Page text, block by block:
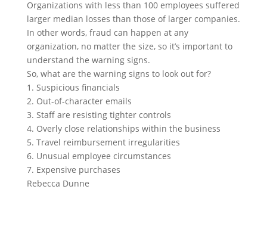
Organizations with less than 100 employees suffered
larger median losses than those of larger companies.
In other words, fraud can happen at any
organization, no matter the size, so it’s important to
understand the warning signs.
So, what are the warning signs to look out for?
1. Suspicious financials
2. Out-of-character emails
3. Staff are resisting tighter controls
4. Overly close relationships within the business
5. Travel reimbursement irregularities
6. Unusual employee circumstances
7. Expensive purchases
Rebecca Dunne